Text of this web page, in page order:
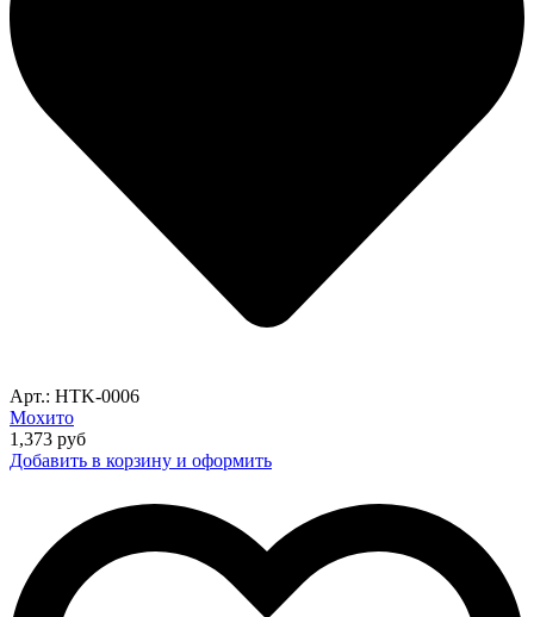
Арт.: HTK-0006
Мохито
1,373 руб
Добавить в корзину и оформить